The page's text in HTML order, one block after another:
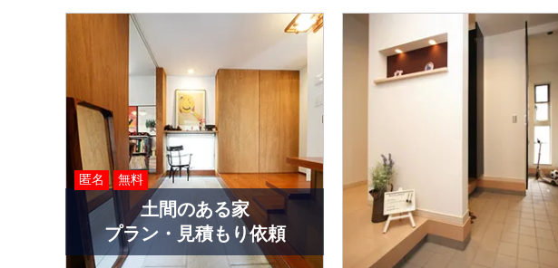
匿名 無料
土間のある家
プラン・見積もり依頼